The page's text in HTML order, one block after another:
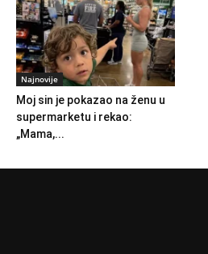
Najnovije
Moj sin je pokazao na ženu u
supermarketu i rekao:
„Mama,...